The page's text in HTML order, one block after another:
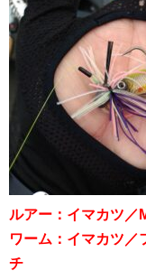
ルアー：イマカツ／
ワーム：イマカツ／
チ